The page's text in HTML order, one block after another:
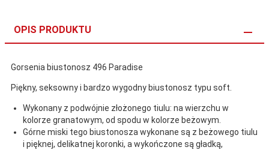
OPIS PRODUKTU
Gorsenia biustonosz 496 Paradise
Piękny, seksowny i bardzo wygodny biustonosz typu soft.
Wykonany z podwójnie złożonego tiulu: na wierzchu w
kolorze granatowym, od spodu w kolorze beżowym.
Górne miski tego biustonosza wykonane są z beżowego tiulu
i pięknej, delikatnej koronki, a wykończone są gładką,